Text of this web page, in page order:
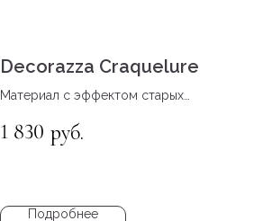
Decorazza Craquelure
Материал с эффектом старых
1 830 руб.
Подробнее